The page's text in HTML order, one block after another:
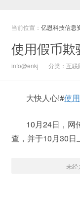
当前位置： 亿恩科技信息
使用假币
info@enkj 分类： 互联
大快人心!#使
10月24日，网
查，并于10月30日
未经